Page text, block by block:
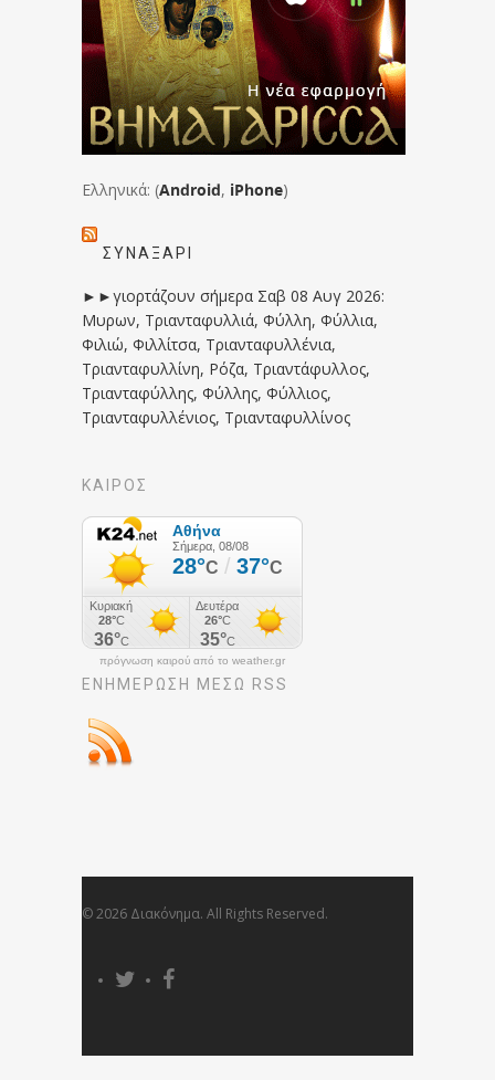
Ελληνικά: (Android, iPhone)
ΣΥΝΑΞΆΡΙ
►►γιορτάζουν σήμερα Σαβ 08 Αυγ 2026:
Μυρων, Τριανταφυλλιά, Φύλλη, Φύλλια,
Φιλιώ, Φιλλίτσα, Τριανταφυλλένια,
Τριανταφυλλίνη, Ρόζα, Τριαντάφυλλος,
Τριανταφύλλης, Φύλλης, Φύλλιος,
Τριανταφυλλένιος, Τριανταφυλλίνος
ΚΑΙΡΟΣ
πρόγνωση καιρού από το weather.gr
ΕΝΗΜΈΡΩΣΉ ΜΕΣΩ RSS
© 2026 Διακόνημα. All Rights Reserved.